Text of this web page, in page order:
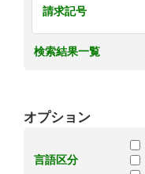
請求記号
検索結果一覧
オプション
言語区分